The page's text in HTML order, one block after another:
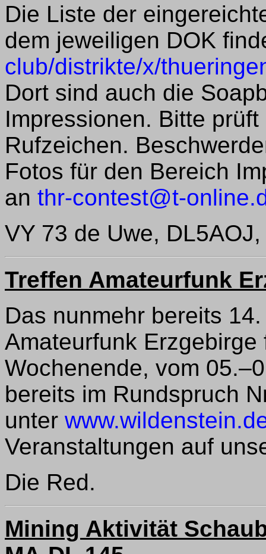
Die Liste der
dem jeweiligen DOK
club/distrikte/x/
Dort sind auch die
Impressionen. Bitte
Rufzeichen.
Fotos für den Bereich
an thr-contest@t-
VY 73 de Uwe,
Treffen Amateurfunk
Das nunmehr bereits
Amateurfunk
Wochenende, vom
bereits im Rundspruch
unter
Veranstaltungen auf
Die Red.
Mining Aktivität